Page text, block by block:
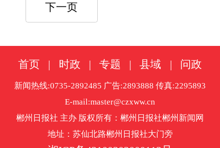
下一页
首页 | 时政 | 专题 | 县域 | 问政
新闻热线:0735-2892485 广告:2893888 传真:2295893
E-mail:master@czxww.cn
郴州日报社 主办 版权所有：郴州日报社郴州新闻网
地址：苏仙北路郴州日报社大门旁